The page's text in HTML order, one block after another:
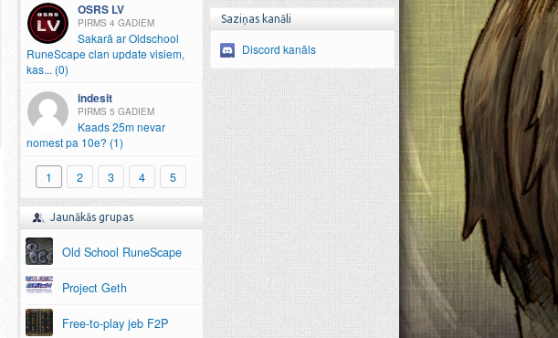
Saziņas kanāli
Discord kanāls
OSRS LV
4 GADIEM
Sakarā ar Oldschool
RuneScape clan update visiem,
kas... (0)
indesit
5 GADIEM
Kaads 25m nevar
nomest pa 10e? (1)
1 2 3 4 5
Jaunākās grupas
Old School RuneScape
Project Geth
Free-to-play jeb F2P